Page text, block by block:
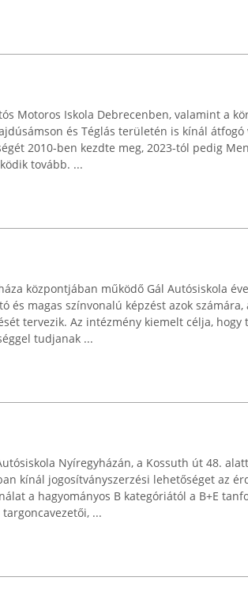
Motoros Iskola Debrecenben, valamint a
és Téglás területén is kínál átfogó
2010-ben kezdte meg, 2023-tól pedig
tovább. ...
központjában működő Gál Autósiskola
és magas színvonalú képzést azok
tervezik. Az intézmény kiemelt célja,
tudjanak ...
Nyíregyházán, a Kossuth út 48.
kínál jogosítványszerzési lehetőséget az
a hagyományos B kategóriától a B+E
...